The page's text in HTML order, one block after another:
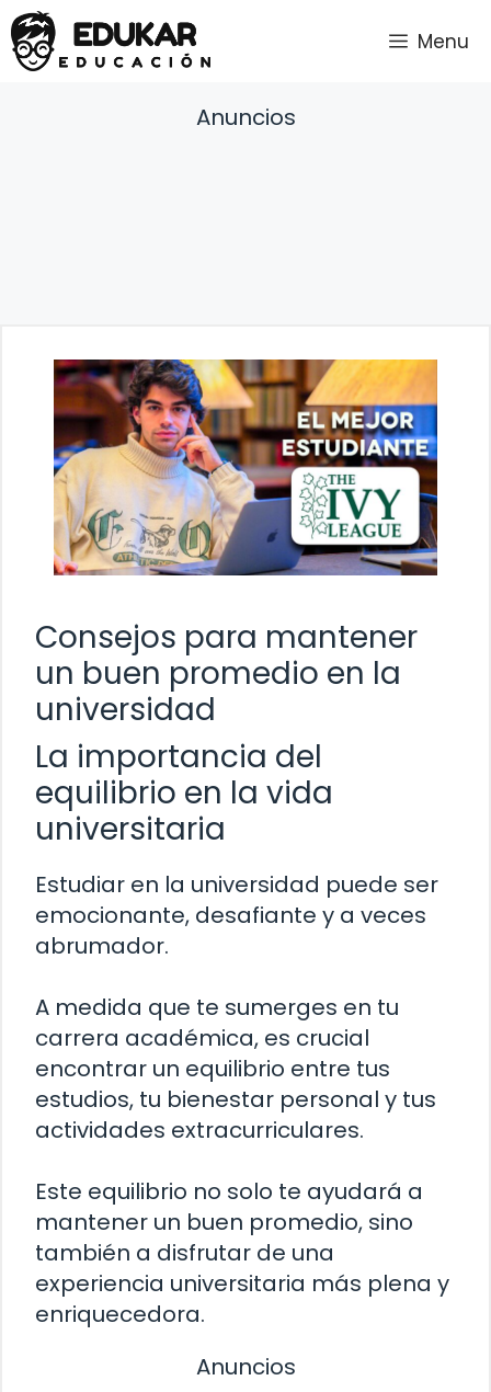
Saltar
al
contenido
Menu
Anuncios
Consejos para mantener
un buen promedio en la
universidad
La importancia del
equilibrio en la vida
universitaria
Estudiar en la universidad puede ser
emocionante, desafiante y a veces
abrumador.
A medida que te sumerges en tu
carrera académica, es crucial
encontrar un equilibrio entre tus
estudios, tu bienestar personal y tus
actividades extracurriculares.
Este equilibrio no solo te ayudará a
mantener un buen promedio, sino
también a disfrutar de una
experiencia universitaria más plena y
enriquecedora.
Anuncios